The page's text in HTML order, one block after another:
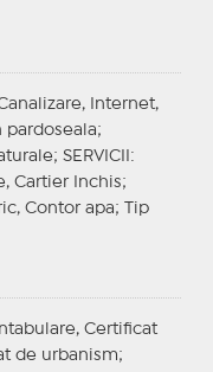
Internet,
pardoseala;
SERVICII :
Cartier Inchis;
Contor apa;
Tip
Certificat
de urbanism;